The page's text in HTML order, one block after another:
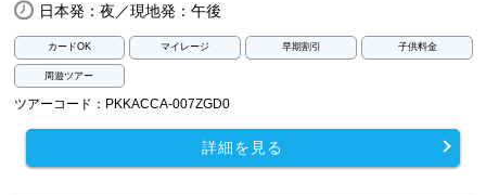
日本発：夜／現地発：午後
カードOK マイレージ 早期割引 子供料金
周遊ツアー
ツアーコード：PKKACCA-007ZGD0
詳細を見る